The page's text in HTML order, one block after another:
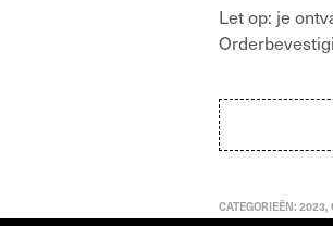
Let op: je
CATEGORIEËN:2023,